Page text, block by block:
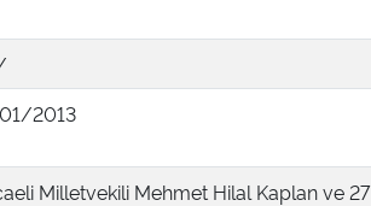
2013
Milletvekili Mehmet Hilal Kaplan ve